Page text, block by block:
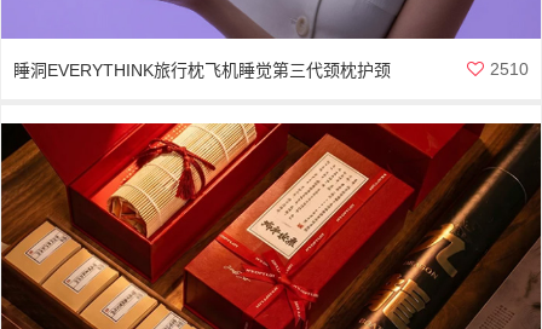
睡洞EVERYTHINK旅行枕飞机睡觉第三代颈枕护颈 2510